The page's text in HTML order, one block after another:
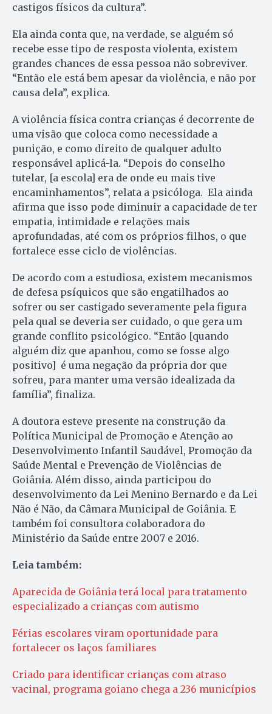
castigos físicos da cultura”.
Ela ainda conta que, na verdade, se alguém só
recebe esse tipo de resposta violenta, existem
grandes chances de essa pessoa não sobreviver.
“Então ele está bem apesar da violência, e não por
causa dela”, explica.
A violência física contra crianças é decorrente de
uma visão que coloca como necessidade a
punição, e como direito de qualquer adulto
responsável aplicá-la. “Depois do conselho
tutelar, [a escola] era de onde eu mais tive
encaminhamentos”, relata a psicóloga. Ela ainda
afirma que isso pode diminuir a capacidade de ter
empatia, intimidade e relações mais
aprofundadas, até com os próprios filhos, o que
fortalece esse ciclo de violências.
De acordo com a estudiosa, existem mecanismos
de defesa psíquicos que são engatilhados ao
sofrer ou ser castigado severamente pela figura
pela qual se deveria ser cuidado, o que gera um
grande conflito psicológico. “Então [quando
alguém diz que apanhou, como se fosse algo
positivo] é uma negação da própria dor que
sofreu, para manter uma versão idealizada da
família”, finaliza.
A doutora esteve presente na construção da
Política Municipal de Promoção e Atenção ao
Desenvolvimento Infantil Saudável, Promoção da
Saúde Mental e Prevenção de Violências de
Goiânia. Além disso, ainda participou do
desenvolvimento da Lei Menino Bernardo e da Lei
Não é Não, da Câmara Municipal de Goiânia. E
também foi consultora colaboradora do
Ministério da Saúde entre 2007 e 2016.
Leia também:
Aparecida de Goiânia terá local para tratamento
especializado a crianças com autismo
Férias escolares viram oportunidade para
fortalecer os laços familiares
Criado para identificar crianças com atraso
vacinal, programa goiano chega a 236 municípios